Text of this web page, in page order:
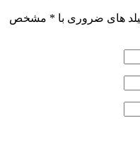
های ضروری با * مشخص